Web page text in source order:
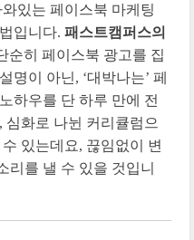
있는 페이스북 마케팅
입니다. 패스트캠퍼스의
순히 페이스북 광고를 집
명이 아닌, ‘대박나는’ 페
하우를 단 하루 만에 전
심화로 나뉜 커리큘럼으
있는데요, 끊임없이 변
리를 낼 수 있을 것입니